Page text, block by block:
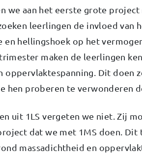
we aan het eerste grote
leerlingen de invloed van
hellingshoek op het
maken de leerlingen
oppervlaktespanning. Dit doen
hen proberen te verwonderen
uit 1LS vergeten we niet. Zij
dat we met 1MS doen. Dit
massadichtheid en